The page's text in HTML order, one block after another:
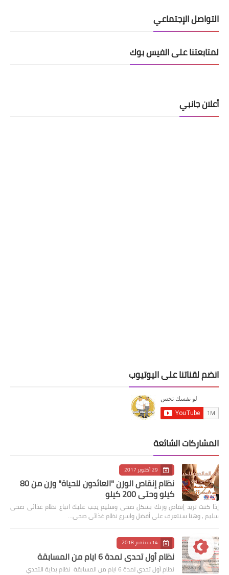
التواصل الإجتماعي
لمتابعتنا على الفيس بوك
أعلان جانبي
انضم لقناتنا على اليوتيوب
المشاركات الشائعة
29 أكتوبر 2017
نظام إنقاص الوزن "العائدون للحياة" وزن من 80
كيلو وحتى 200 كيلو
إذا كنت تريد إنقاص وزنك بشكل صحى وسليم يجب عليك اتباع نظام غذائى صحى
سليم , وهنا سنتعرف على أفضل واسرع نظام غذائى صحى…
14 سبتمبر 2018
نظام أول تحدي لمدة 6 ايام من المسابقة
نظام أول تحدي لمدة 6 ايام من المسابقة نظام بداية التحدي